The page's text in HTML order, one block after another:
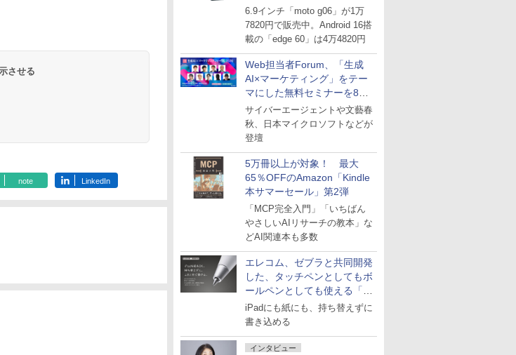
ル
6.9インチ「moto g06」が1万
7820円で販売中。Android 16搭
載の「edge 60」は4万4820円
Web担当者Forum、「生成
AI×マーケティング」をテー
マにした無料セミナーを8月
27日にオンライン開催
サイバーエージェントや文藝春
秋、日本マイクロソフトなどが
登壇
5万冊以上が対象！ 最大
65％OFFのAmazon「Kindle
本サマーセール」第2弾
「MCP完全入門」「いちばん
やさしいAIリサーチの教本」な
どAI関連本も多数
エレコム、ゼブラと共同開発
した、タッチペンとしてもボ
ールペンとしても使える「ス
タイラスツーウェイ」発売
iPadにも紙にも、持ち替えずに
書き込める
インタビュー
させる
note LinkedIn